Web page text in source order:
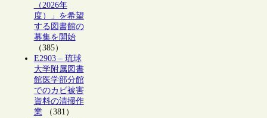
（2026年
度）」を希望
する図書館の
募集を開始
（385）
E2903 – 琉球
大学附属図書
館医学部分館
でのカビ被害
資料の清掃作
業（381）